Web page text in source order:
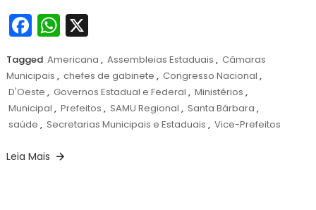
Facebook
WhatsApp
X
Tagged Americana , Assembleias Estaduais , Câmaras
Municipais , chefes de gabinete , Congresso Nacional ,
D'Oeste , Governos Estadual e Federal , Ministérios ,
Municipal , Prefeitos , SAMU Regional , Santa Bárbara ,
saúde , Secretarias Municipais e Estaduais , Vice-Prefeitos
Leia Mais